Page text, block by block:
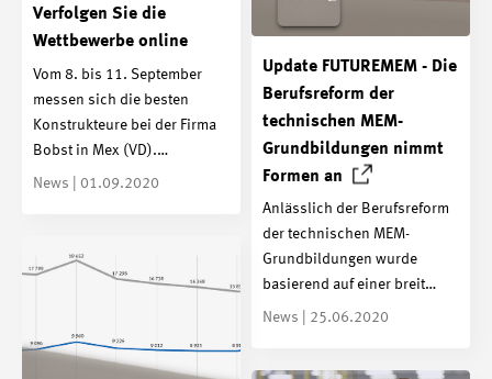
Verfolgen Sie die
Wettbewerbe online
Vom 8. bis 11. September
messen sich die besten
Konstrukteure bei der Firma
Bobst in Mex (VD).…
News | 01.09.2020
Update FUTUREMEM - Die
Berufsreform der
technischen MEM-
Grundbildungen nimmt
Formen an
Anlässlich der Berufsreform
der technischen MEM-
Grundbildungen wurde
basierend auf einer breit…
News | 25.06.2020